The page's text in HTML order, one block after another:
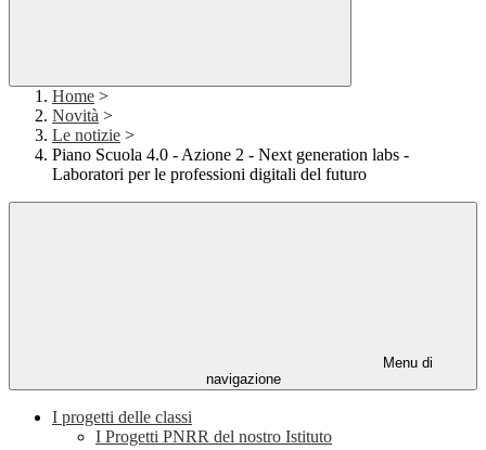
Home >
Novità >
Le notizie >
Piano Scuola 4.0 - Azione 2 - Next generation labs -
Laboratori per le professioni digitali del futuro
Menu di
navigazione
I progetti delle classi
I Progetti PNRR del nostro Istituto